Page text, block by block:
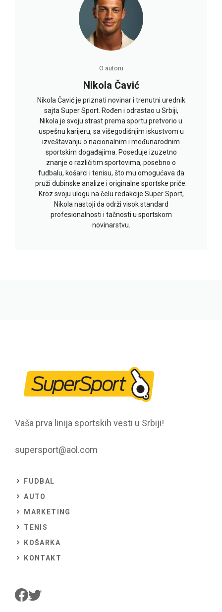
O autoru
Nikola Čavić
Nikola Čavić je priznati novinar i trenutni urednik
sajta Super Sport. Rođen i odrastao u Srbiji,
Nikola je svoju strast prema sportu pretvorio u
uspešnu karijeru, sa višegodišnjim iskustvom u
izveštavanju o nacionalnim i međunarodnim
sportskim događajima. Poseduje izuzetno
znanje o različitim sportovima, posebno o
fudbalu, košarci i tenisu, što mu omogućava da
pruži dubinske analize i originalne sportske priče.
Kroz svoju ulogu na čelu redakcije Super Sport,
Nikola nastoji da održi visok standard
profesionalnosti i tačnosti u sportskom
novinarstvu.
Vaša prva linija sportskih vesti u Srbiji!
supersport@aol.com
FUDBAL
AUTO
MARKETING
TENIS
KOŠARKA
KONTAKT